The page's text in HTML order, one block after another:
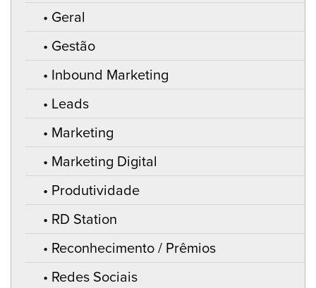
Geral
Gestão
Inbound Marketing
Leads
Marketing
Marketing Digital
Produtividade
RD Station
Reconhecimento / Prêmios
Redes Sociais